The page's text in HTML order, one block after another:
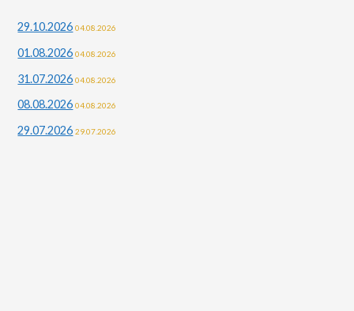
:29.10.2026 04.08.2026
01.08.2026 04.08.2026
31.07.2026 04.08.2026
08.08.2026 04.08.2026
29.07.2026 29.07.2026